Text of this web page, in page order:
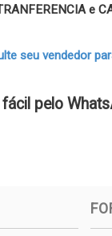
e
seu vendedor
pelo